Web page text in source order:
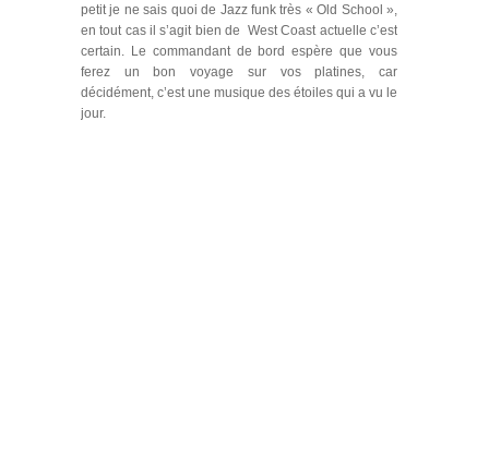
petit je ne sais quoi de Jazz funk très « Old School »,
en tout cas il s’agit bien de West Coast actuelle c’est
certain. Le commandant de bord espère que vous
ferez un bon voyage sur vos platines, car
décidément, c’est une musique des étoiles qui a vu le
jour.